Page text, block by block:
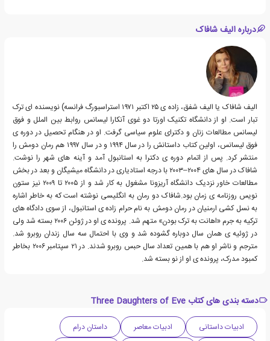
درباره الیف شافاک
الیف شافاک یا الیف شفق، زاده ی ۲۵ اکتبر ۱۹۷۱ استراسبورگ فرانسه) نویسنده ای ترک
تبار است. او از دانشگاه تکنیک اورتا دو غوی آنکارا لیسانس روابط بین الملل و فوق
لیسانس مطالعات زنان و دکترای علوم سیاسی گرفت. او در هنگام تحصیل در دوره ی
فوق لیسانس، اولین کتاب داستانش را در سال ۱۹۹۴ و در سال ۱۹۹۷ هم رمان دومش را
منتشر کرد. پس از اتمام دوره ی دکترا به استانبول آمد و آینه های شهر را نوشت.
شافاک در سال های ۲۰۰۴–۲۰۰۳ با درجه استادیاری در دانشگاه میشیگان و بعد در بخش
مطالعات خاور نزدیک دانشگاه آریزونا مشغول به کار شد و از ۲۰۰۵ تا ۲۰۰۹ نیز ستون
نویس روزنامه ی زمان بود.شافاک دو رمان به انگلیسی نوشته است که به خاطر اشاره
به نسل کشی ارمنیان در رمان دومش به نام حرام زاده ی استانبول، از سوی دادگاه های
ترکیه به جرم «اهانت به ترک بودن» متهم شد. پرونده ی او در ژوئن ۲۰۰۶ بسته شد ولی
در ژوئیه ی همان سال دوباره گشوده شد و وی با احتمال سه سال زندان روبرو شد.
مترجم و ناشر او هم با همین تعداد سال حبس روبرو شدند. در ۲۱ سپتامبر ۲۰۰۶ بخاطر
کمبود مدرک، پرونده ی او از نو بسته شد.
دسته بندی های کتاب Three Daughters of Eve
ادبیات داستانی ادبیات معاصر
داستان درام